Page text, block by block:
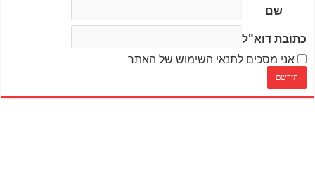
שם
כתובת דוא"ל
אני מסכים לתנאי השימוש של האתר